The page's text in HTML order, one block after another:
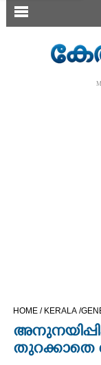
SECTIONS
OPINION
HOME / KERALA /
തുറക്കാതെ